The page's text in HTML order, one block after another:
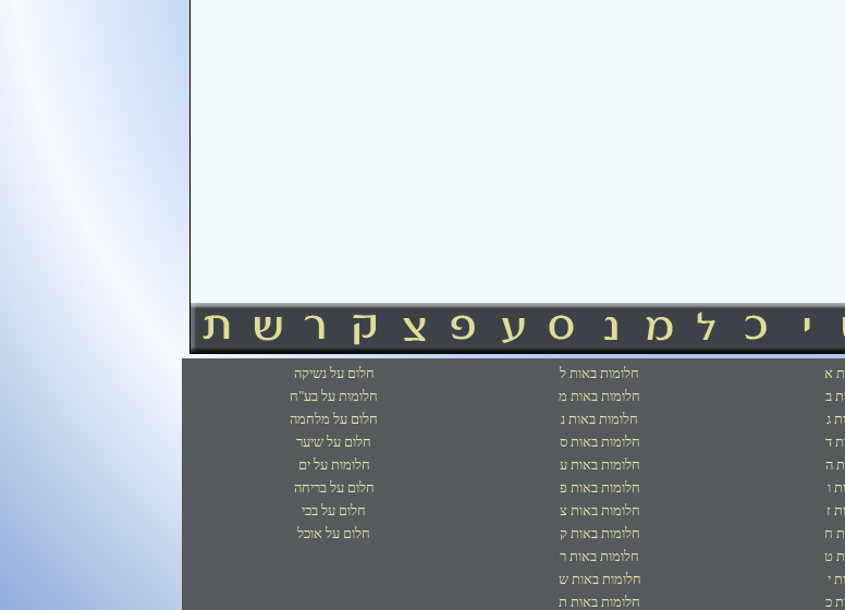
א
ב
ג
ד
ה
ו
ז
ח
ט
י
כ
חלומות באות ל
חלומות באות מ
חלומות באות נ
חלומות באות ס
חלומות באות ע
חלומות באות פ
חלומות באות צ
חלומות באות ק
חלומות באות ר
חלומות באות ש
חלומות באות ת
חלום על נשיקה
חלומות על בע"ח
חלום על מלחמה
חלום על שיער
חלומות על ים
חלום על בריחה
חלום על בכי
חלום על אוכל